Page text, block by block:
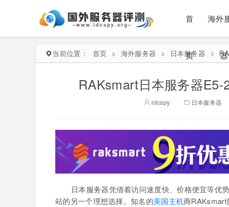
首
页
海外
器
当前位置： 首页 > 海外服务器 > 日本服务器 >
RAKsmart日本服务器
idcspy 日本服务器
日本服务器凭借着访问速度快、价格便宜等优
站的另一个理想选择。知名的美国主机商RAKsmart